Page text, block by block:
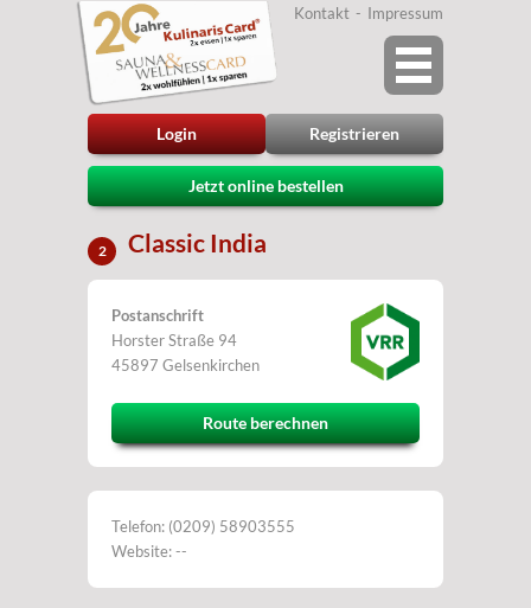
Login Registrieren
Kontakt Impressum
Jetzt online bestellen
2 Classic India
Postanschrift
Horster Straße 94
45897 Gelsenkirchen
Route berechnen
Telefon: (0209) 58903555
Website: --